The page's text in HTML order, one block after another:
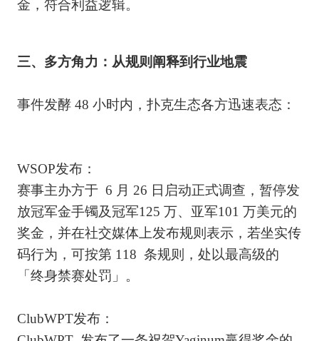
金，符合利益逻辑。
三、多方角力：从规则阐释到行业地震
事件发酵 48 小时内，扑克生态各方迅速表态：
WSOP发布：
赛事主办方于 6 月 26 日启动正式调查，暂停发
放冠军金手镯及冠军125 万、亚军101 万美元的
奖金，并在社交媒体上发布规则表示，若坐实传
码行为，可按第 118 条规则，处以最高级的
「终身禁赛处罚」。
ClubWPT发布：